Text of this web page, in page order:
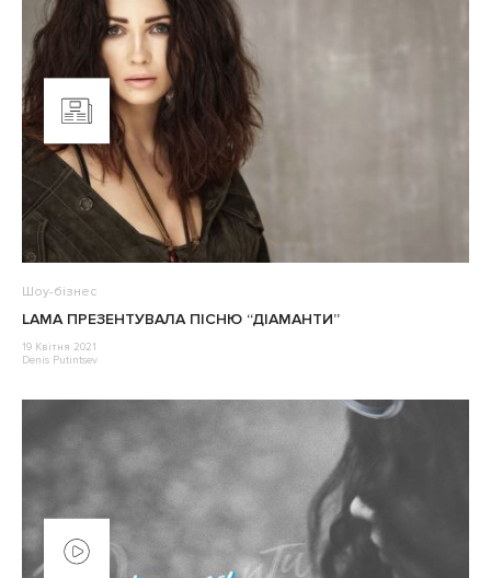
Шоу-бізнес
LAMA ПРЕЗЕНТУВАЛА ПІСНЮ “ДІАМАНТИ”
19 Квітня 2021
Denis Putintsev